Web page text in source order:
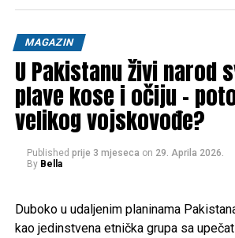
MAGAZIN
U Pakistanu živi narod
plave kose i očiju –
velikog vojskovođe?
Published prije 3 mjeseca on 29. Aprila 2026.
By Bella
Duboko u udaljenim planinama
kao jedinstvena etnička grupa sa